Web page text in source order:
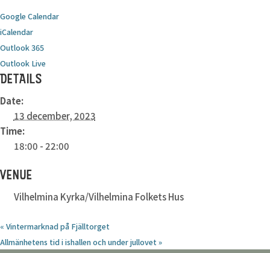
Google Calendar
iCalendar
Outlook 365
Outlook Live
DETAILS
Date:
13 december, 2023
Time:
18:00 - 22:00
VENUE
Vilhelmina Kyrka/Vilhelmina Folkets Hus
« Vintermarknad på Fjälltorget
Allmänhetens tid i ishallen och under jullovet »